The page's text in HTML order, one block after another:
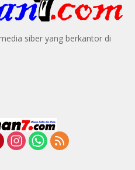
siber yang berkantor di